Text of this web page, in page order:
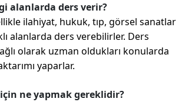
alanlarda ders verir?
ilahiyat, hukuk, tıp, görsel sanatlar
alanlarda ders verebilirler. Ders
olarak uzman oldukları konularda
yaparlar.
ne yapmak gereklidir?